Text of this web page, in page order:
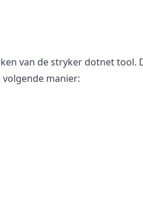
van de stryker dotnet tool.
manier: